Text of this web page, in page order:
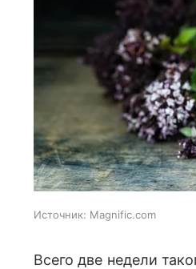
Источник: Magnific.com
Всего две недели